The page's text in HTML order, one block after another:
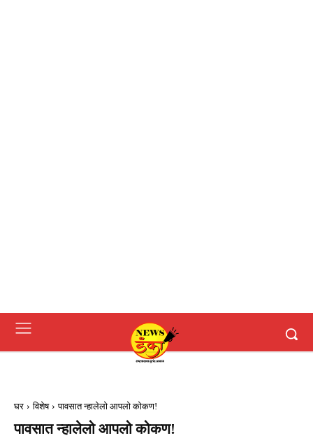
घर विशेष पावसात न्हालेलो आपलो कोकण!
पावसात न्हालेलो आपलो कोकण!